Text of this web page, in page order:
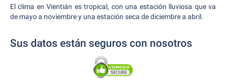
El clima en Vientián es tropical, con una estación lluviosa que va
de mayo a noviembre y una estación seca de diciembre a abril.
Sus datos están seguros con nosotros